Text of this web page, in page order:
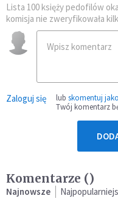
Lista 100 księży pedofilów
komisja nie zweryfikowała
Zaloguj się lub skomentuj
Twój komentarz
Komentarze ()
Najnowsze